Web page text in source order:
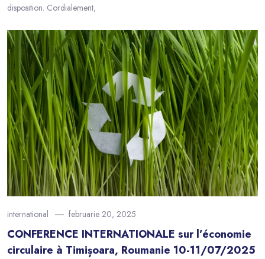
disposition. Cordialement,
international februarie 20, 2025
CONFERENCE INTERNATIONALE sur l’économie
circulaire à Timișoara, Roumanie 10-11/07/2025